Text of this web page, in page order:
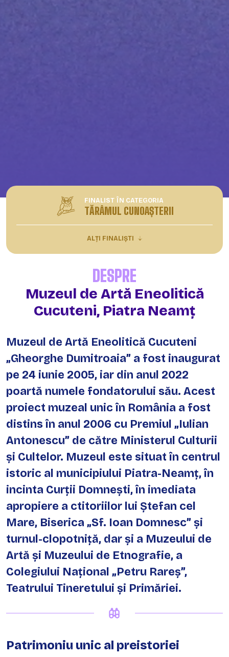
FINALIST ÎN CATEGORIA
TĂRÂMUL CUNOAȘTERII
ALȚI FINALIȘTI
DESPRE
Muzeul de Artă Eneolitică
Cucuteni, Piatra Neamț
Muzeul de Artă Eneolitică Cucuteni
„Gheorghe Dumitroaia” a fost inaugurat
pe 24 iunie 2005, iar din anul 2022
poartă numele fondatorului său. Acest
proiect muzeal unic în România a fost
distins în anul 2006 cu Premiul „Iulian
Antonescu” de către Ministerul Culturii
și Cultelor. Muzeul este situat în centrul
istoric al municipiului Piatra-Neamț, în
incinta Curții Domnești, în imediata
apropiere a ctitoriilor lui Ștefan cel
Mare, Biserica „Sf. Ioan Domnesc” și
turnul-clopotniță, dar și a Muzeului de
Artă și Muzeului de Etnografie, a
Colegiului Național „Petru Rareș”,
Teatrului Tineretului și Primăriei.
Patrimoniu unic al preistoriei